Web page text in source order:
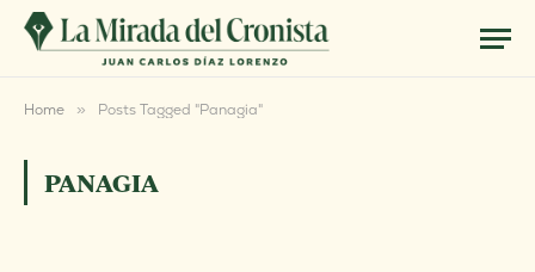
Home » Posts Tagged "Panagia"
PANAGIA